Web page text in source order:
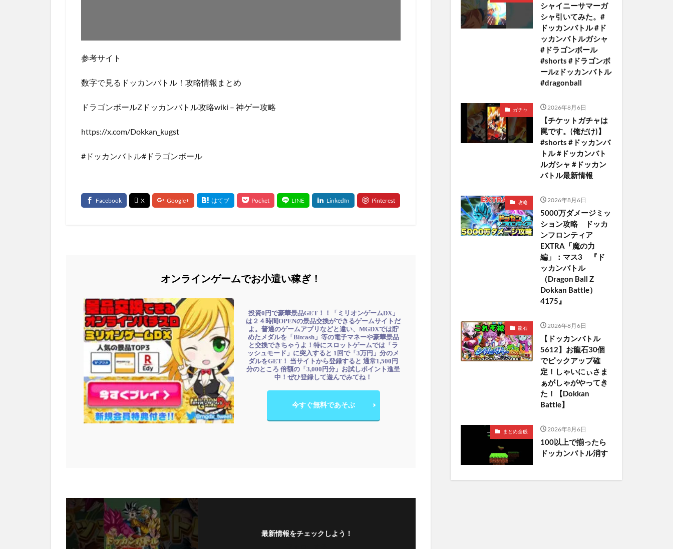
参考サイト
数字で見るドッカンバトル！攻略情報まとめ
ドラゴンボールZドッカンバトル攻略wiki – 神ゲー攻略
https://x.com/Dokkan_kugst
#ドッカンバトル#ドラゴンボール
オンラインゲームでお小遣い稼ぎ！
投資0円で豪華景品GET！！「ミリオンゲームDX」
は２４時間OPENの景品交換ができるゲームサイトだ
よ。普通のゲームアプリなどと違い、MGDXでは貯
めたメダルを「Bitcash」等の電子マネーや豪華景品
と交換できちゃうよ！特にスロットゲームでは「ラ
ッシュモード」に突入すると 1回で「3万円」分のメ
ダルをGET！ 当サイトから登録すると 通常1,500円
分のところ 倍額の「3,000円分」お試しポイント進呈
中！ぜひ登録して遊んでみてね！
今すぐ無料であそぶ
最新情報をチェックしよう！
シャイニーサマーガ
シャ引いてみた。#
ドッカンバトル #ド
ッカンバトルガシャ
#ドラゴンボール
#shorts #ドラゴンボ
ールzドッカンバトル
#dragonball
ガチャ 2026年8月6日
【チケットガチャは
罠です。(俺だけ)】
#shorts #ドッカンバ
トル #ドッカンバト
ルガシャ #ドッカン
バトル最新情報
攻略 2026年8月6日
5000万ダメージミッ
ション攻略 ドッカ
ンフロンティア
EXTRA「魔の力
編」：マス3 『ド
ッカンバトル
（Dragon Ball Z
Dokkan Battle）
4175』
龍石 2026年8月6日
【ドッカンバトル
5612】お龍石30個
でピックアップ確
定！しゃいにぃさま
ぁがしゃがやってき
た！【Dokkan
Battle】
まとめ全般 2026年8月6日
100以上で揃ったら
ドッカンバトル消す